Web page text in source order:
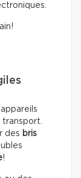
transport.
des bris
!